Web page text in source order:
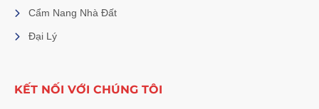
Cẩm Nang Nhà Đất
Đại Lý
KẾT NỐI VỚI CHÚNG TÔI